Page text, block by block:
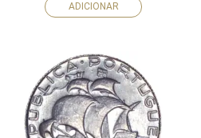
ADICIONAR